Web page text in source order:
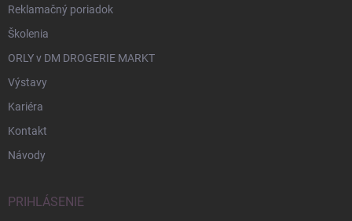
Reklamačný poriadok
Školenia
ORLY v DM DROGERIE MARKT
Výstavy
Kariéra
Kontakt
Návody
PRIHLÁSENIE